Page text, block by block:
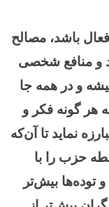
باشد، مصالح
و منافع شخصی
و در همه جا
هر گونه فکر و
نماید تا آن‌که
حزب را با
و توده‌ها بیش‌تر